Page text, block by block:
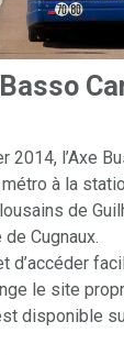
2014, l’Axe
à la
de
Cugnaux.
d’accéder
le site
disponible